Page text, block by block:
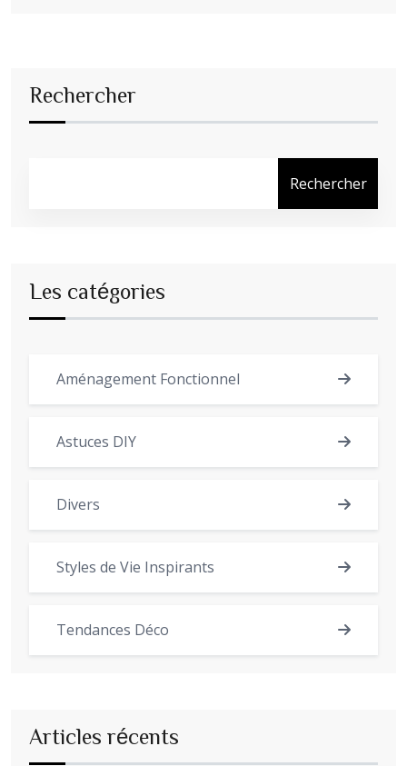
Rechercher
Rechercher
Les catégories
Aménagement Fonctionnel
Astuces DIY
Divers
Styles de Vie Inspirants
Tendances Déco
Articles récents